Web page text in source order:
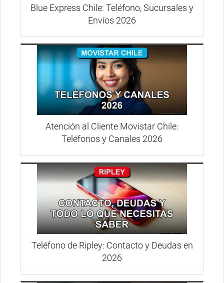
Blue Express Chile: Teléfono, Sucursales y
Envíos 2026
Atención al Cliente Movistar Chile:
Teléfonos y Canales 2026
Teléfono de Ripley: Contacto y Deudas en
2026